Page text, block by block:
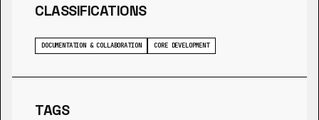
CLASSIFICATIONS
DOCUMENTATION & COLLABORATION CORE DEVELOPMENT
TAGS